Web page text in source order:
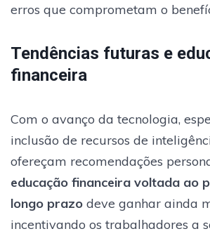
erros que comprometam o
Tendências futuras e
financeira
Com o avanço da tecnologia,
inclusão de recursos de
ofereçam recomendações
educação financeira voltada ao
longo prazo deve ganhar ainda
incentivando os trabalhadores a